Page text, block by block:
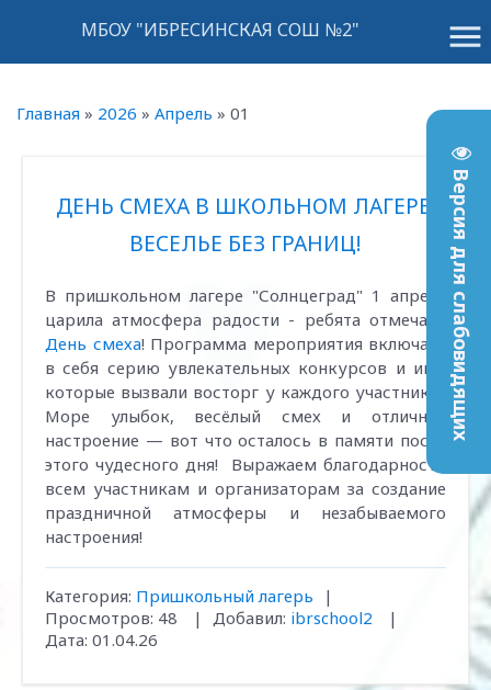
Версия для слабовидящих
menu
МБОУ "ИБРЕСИНСКАЯ СОШ №2"
Главная » 2026 » Апрель » 01
ДЕНЬ СМЕХА В ШКОЛЬНОМ ЛАГЕРЕ:
ВЕСЕЛЬЕ БЕЗ ГРАНИЦ!
В пришкольном лагере "Солнцеград" 1 апреля
царила атмосфера радости - ребята отмечали
День смеха! Программа мероприятия включала
в себя серию увлекательных конкурсов и игр,
которые вызвали восторг у каждого участника!
Море улыбок, весёлый смех и отличное
настроение — вот что осталось в памяти после
этого чудесного дня! Выражаем благодарность
всем участникам и организаторам за создание
праздничной атмосферы и незабываемого
настроения!
Категория: Пришкольный лагерь
|
Просмотров: 48 | Добавил: ibrschool2
|
Дата: 01.04.26